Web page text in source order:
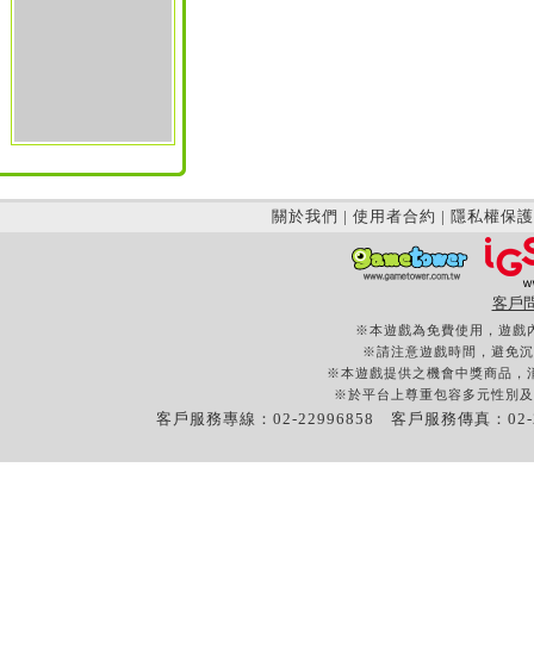
關於我們 | 使用者合約 | 隱私權保護
客戶
※本遊戲為免費使用，遊戲
※請注意遊戲時間，避免
※本遊戲提供之機會中獎商品，
※於平台上尊重包容多元性別
客戶服務專線：02-22996858 客戶服務傳真：